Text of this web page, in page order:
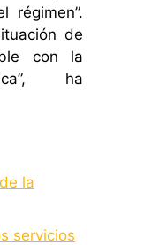
régimen”.
de
con la
ha
la
servicios